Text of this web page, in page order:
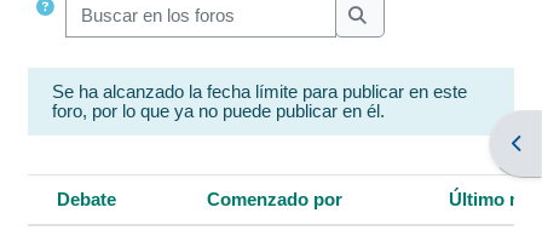
Buscar en los foros
Se ha alcanzado la fecha límite para publicar en este
foro, por lo que ya no puede publicar en él.
Debate Comenzado por Último